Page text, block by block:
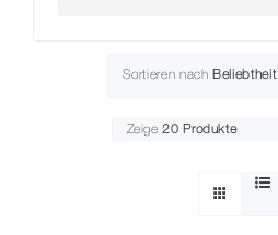
Sortieren nach Beliebtheit
Zeige20 Produkte